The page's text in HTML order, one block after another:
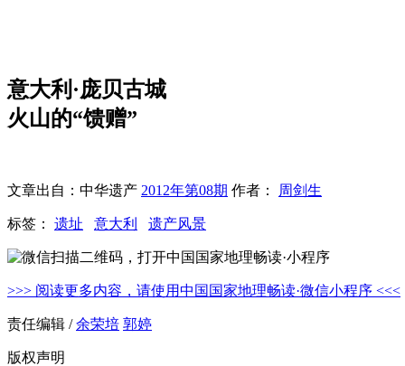
意大利·庞贝古城
火山的“馈赠”
文章出自：中华遗产 2012年第08期 作者： 周剑生
标签： 遗址 意大利 遗产风景
>>> 阅读更多内容，请使用中国国家地理畅读·微信小程序 <<<
责任编辑 /余荣培 郭婷
版权声明